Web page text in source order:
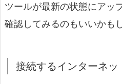
ツールが最新の状態にアッ
確認してみるのもいいかも
接続するインターネ